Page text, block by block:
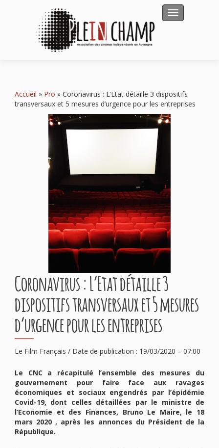
Afficher/
Accueil » Pro » Coronavirus : L’Etat détaille 3 dispositifs
transversaux et 5 mesures d’urgence pour les entreprises
Coronavirus : L’Etat détaille 3
dispositifs transversaux et 5 mesures
d’urgence pour les entreprises
Le Film Français / Date de publication : 19/03/2020 – 07:00
Le CNC a récapitulé l’ensemble des mesures du
gouvernement pour faire face aux ravages
économiques et sociaux engendrés par l’épidémie
Covid-19, dont celles détaillées par le ministre de
l’Economie et des Finances, Bruno Le Maire, le 18
mars 2020 , après les annonces du Président de la
République.